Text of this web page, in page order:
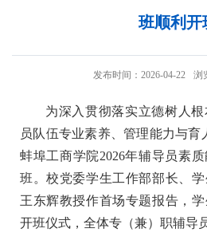
班顺利开
发布时间：2026-04-22 浏
为深入贯彻落实立德树人
员队伍专业素养、管理能力与育
蚌埠工商学院2026年辅导员素
班。校党委学生工作部部长、
王东辉教授作首场专题报告，
开班仪式，全体专（兼）职辅导